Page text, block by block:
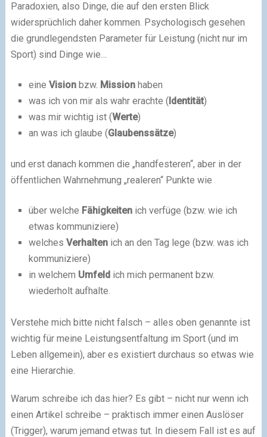
Paradoxien, also Dinge, die auf den ersten Blick
widersprüchlich daher kommen. Psychologisch gesehen
die grundlegendsten Parameter für Leistung (nicht nur im
Sport) sind Dinge wie…
eine Visionbzw. Missionhaben
was ich von mir als wahr erachte ( Identität)
was mir wichtig ist (Werte)
an was ich glaube (Glaubenssätze)
und erst danach kommen die „handfesteren“, aber in der
öffentlichen Wahrnehmung „realeren“ Punkte wie
über welche Fähigkeitenich verfüge (bzw. wie ich
etwas kommuniziere)
welches Verhaltenich an den Tag lege (bzw. was ich
kommuniziere)
in welchem Umfeld ich mich permanent bzw.
wiederholt aufhalte.
Verstehe mich bitte nicht falsch – alles oben genannte ist
wichtig für meine Leistungsentfaltung im Sport (und im
Leben allgemein), aber es existiert durchaus so etwas wie
eine Hierarchie.
Warum schreibe ich das hier? Es gibt – nicht nur wenn ich
einen Artikel schreibe – praktisch immer einen Auslöser
(Trigger), warum jemand etwas tut. In diesem Fall ist es auf